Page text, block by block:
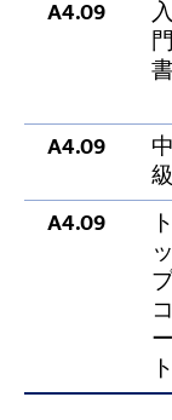
A4.09 入
門
A4.09 中
級
A4.09 ト
ッ
コ
ー
ト